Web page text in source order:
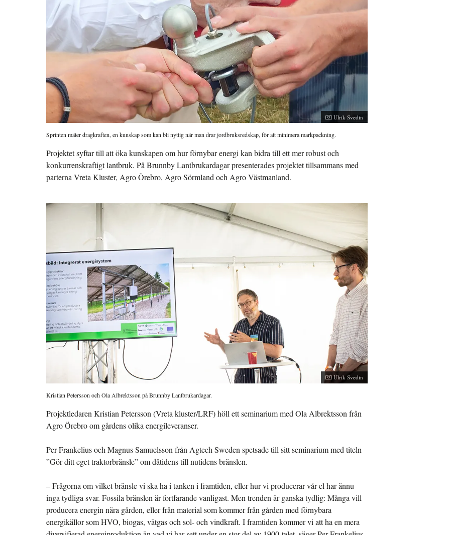
Ulrik Svedin
Sprinten mäter dragkraften, en kunskap som kan bli nyttig när man drar jordbruksredskap, för att minimera markpackning.
Projektet syftar till att öka kunskapen om hur förnybar energi kan bidra till ett mer robust och
konkurrenskraftigt lantbruk. På Brunnby Lantbrukardagar presenterades projektet tillsammans med
parterna Vreta Kluster, Agro Örebro, Agro Sörmland och Agro Västmanland.
Ulrik Svedin
Kristian Petersson och Ola Albrektsson på Brunnby Lantbrukardagar.
Projektledaren Kristian Petersson (Vreta kluster/LRF) höll ett seminarium med Ola Albrektsson från
Agro Örebro om gårdens olika energileveranser.
Per Frankelius och Magnus Samuelsson från Agtech Sweden spetsade till sitt seminarium med titeln
”Gör ditt eget traktorbränsle” om dåtidens till nutidens bränslen.
– Frågorna om vilket bränsle vi ska ha i tanken i framtiden, eller hur vi producerar vår el har ännu
inga tydliga svar. Fossila bränslen är fortfarande vanligast. Men trenden är ganska tydlig: Många vill
producera energin nära gården, eller från material som kommer från gården med förnybara
energikällor som HVO, biogas, vätgas och sol- och vindkraft. I framtiden kommer vi att ha en mera